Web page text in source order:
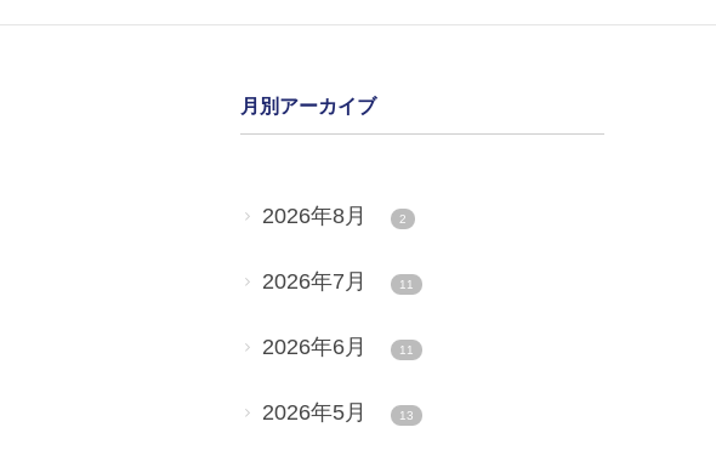
月別アーカイブ
2026年8月 2
2026年7月 11
2026年6月 11
2026年5月 13